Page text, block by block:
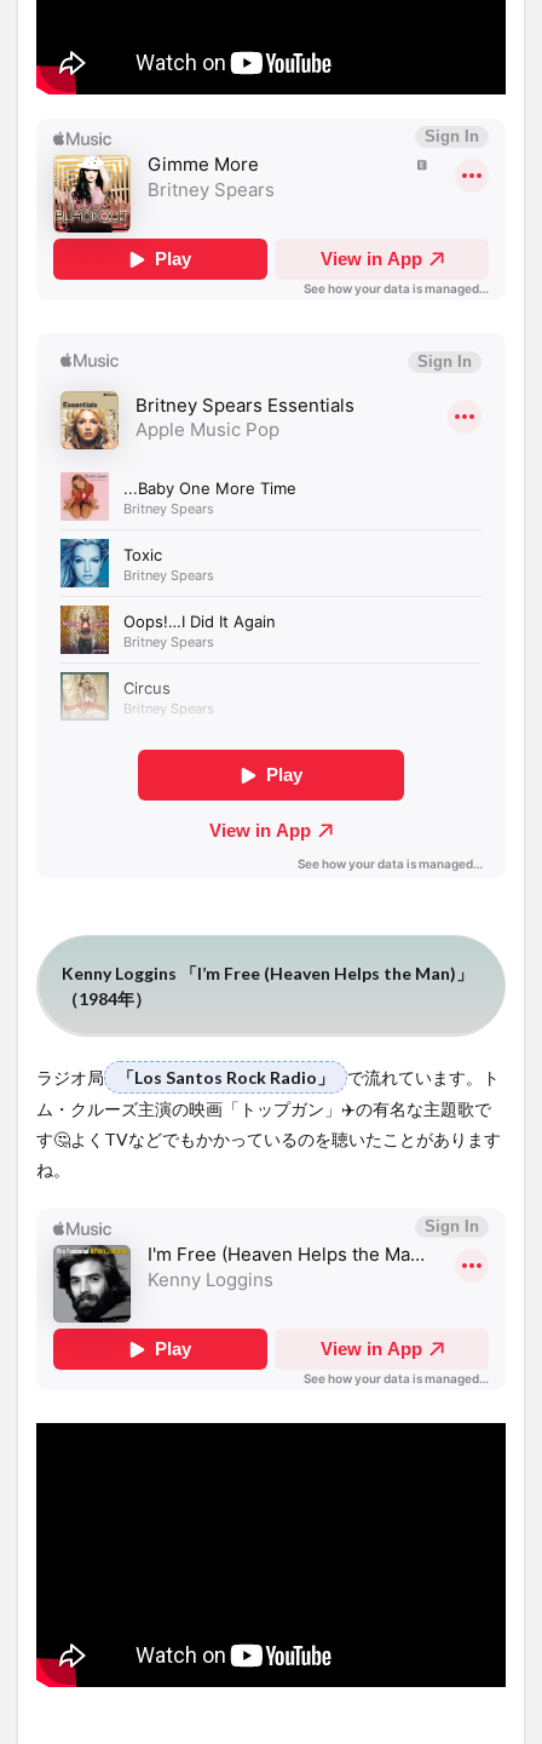
Kenny Loggins 「I’m Free (Heaven Helps the Man)」
（1984年）
ラジオ局 「Los Santos Rock Radio」
で流れています。ト
ム・クルーズ主演の映画「トップガン」✈️の有名な主題歌で
す🤔よくTVなどでもかかっているのを聴いたことがあります
ね。